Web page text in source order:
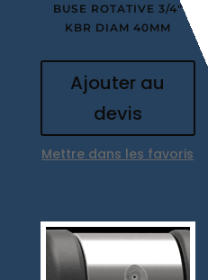
BUSE ROTATIVE 3/4″
KBR DIAM 40MM
Ajouter au
devis
Mettre dans les favoris